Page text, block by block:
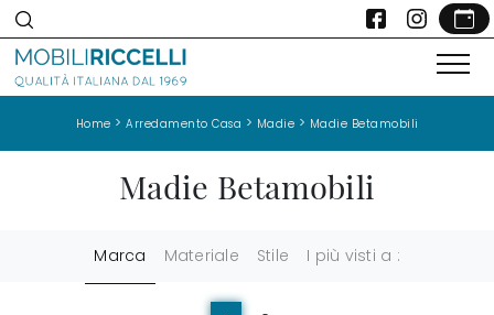
Home > Arredamento Casa > Madie > Madie Betamobili
Madie Betamobili
Marca Materiale Stile I più visti a :